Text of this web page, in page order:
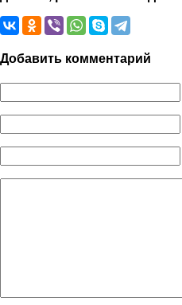
Добавить комментарий